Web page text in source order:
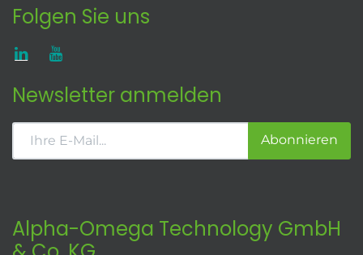
Folgen Sie uns
Newsletter anmelden
Abonnieren
Alpha-Omega Technology GmbH